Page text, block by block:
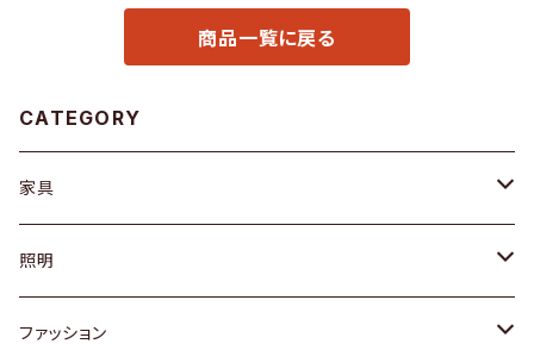
商品一覧に戻る
CATEGORY
家具
ソファ / ベンチ
チェア / スツール
照明
ペンダントライト
ファッション